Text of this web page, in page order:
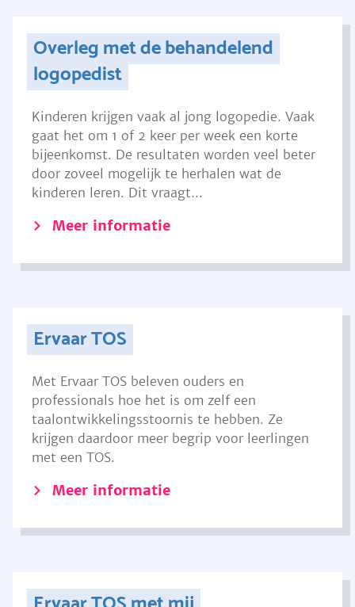
Overleg met de behandelend
logopedist
Kinderen krijgen vaak al jong logopedie. Vaak
gaat het om 1 of 2 keer per week een korte
bijeenkomst. De resultaten worden veel beter
door zoveel mogelijk te herhalen wat de
kinderen leren. Dit vraagt...
Meer informatie
Ervaar TOS
Met Ervaar TOS beleven ouders en
professionals hoe het is om zelf een
taalontwikkelingsstoornis te hebben. Ze
krijgen daardoor meer begrip voor leerlingen
met een TOS.
Meer informatie